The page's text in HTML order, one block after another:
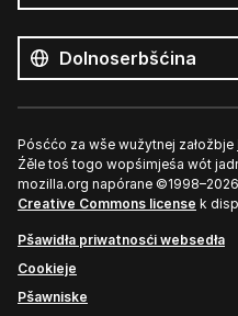
rěcy
Rěc
Pósććo za wše wužytnej załožbje
Źěle toś togo wopśimjeśa wót
mozilla.org napórane
Creative Commons license k
Pšawidła priwatnosći websedła
Cookieje
Pšawniske